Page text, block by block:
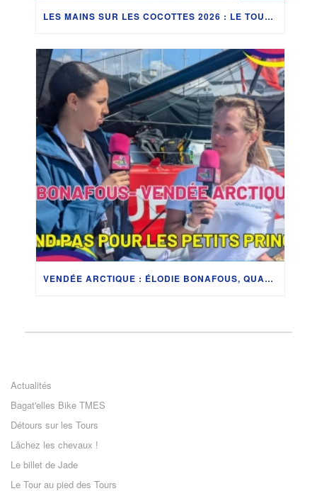
LES MAINS SUR LES COCOTTES 2026 : LE TOUR DE FRANCE SE DÉGUSTE !
VENDÉE ARCTIQUE : ÉLODIE BONAFOUS, QUAND LES RÊVES PRENNENT LE LARGE
Actualités
Bagat'elles Bike TMES
Détours sur les Tours
Lâchez les chevaux !
Le billet de Jade
Le Tour au pied des Tours